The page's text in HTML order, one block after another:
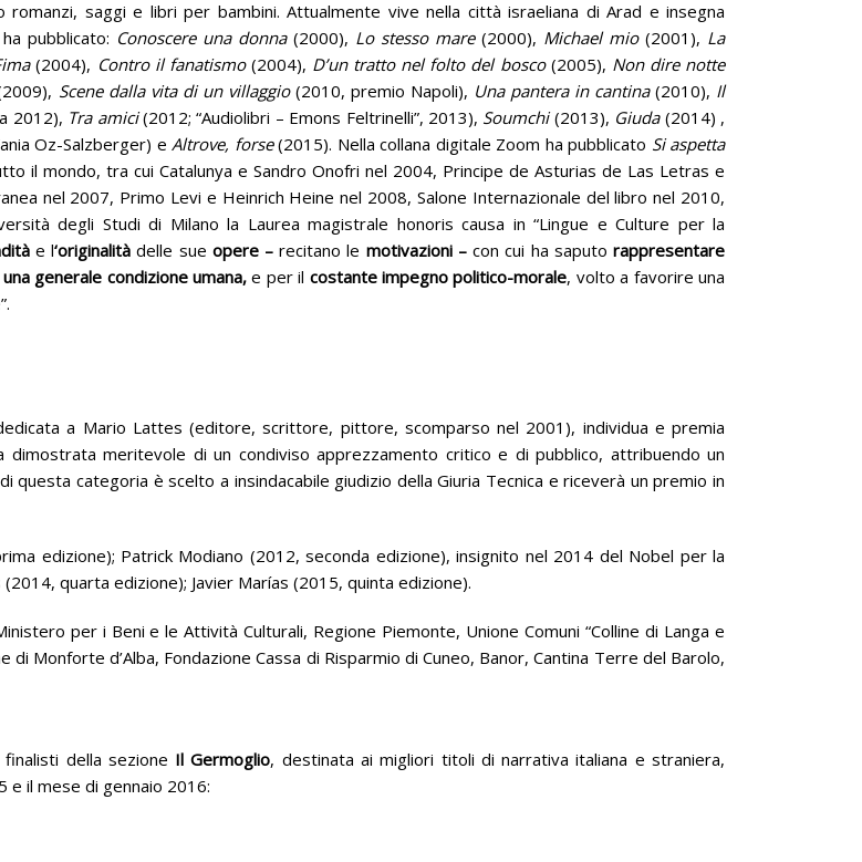
saggi e libri per bambini. Attualmente vive nella città israeliana di Arad e insegna
pubblicato: Conoscere una donna(2000), Lo stesso mare(2000), Michael mio(2001), La
(2004), Contro il fanatismo(2004), D’un tratto nel folto del bosco(2005), Non dire notte
Scene dalla vita di un villaggio(2010, premio Napoli), Una pantera in cantina(2010), Il
2012), Tra amici(2012; “Audiolibri – Emons Feltrinelli”, 2013), Soumchi(2013), Giuda (2014) ,
Oz-Salzberger) e Altrove, forse(2015). Nella collana digitale Zoom ha pubblicato Si aspetta
il mondo, tra cui Catalunya e Sandro Onofri nel 2004, Principe de Asturias de Las Letras e
nel 2007, Primo Levi e Heinrich Heine nel 2008, Salone Internazionale del libro nel 2010,
degli Studi di Milano la Laurea magistrale honoris causa in “Lingue e Culture per la
e l‘originalitàdelle sue opere–recitano le motivazioni–con cui ha saputorappresentare
una generale condizione umana,e per il costante impegno politico-morale, volto a favorire una
a Mario Lattes (editore, scrittore, pittore, scomparso nel 2001), individua e premia
meritevole di un condiviso apprezzamento critico e di pubblico, attribuendo un
categoria è scelto a insindacabile giudizio della Giuria Tecnica e riceverà un premio in
edizione); Patrick Modiano (2012, seconda edizione), insignito nel 2014 del Nobel per la
quarta edizione); Javier Marías (2015, quinta edizione).
per i Beni e le Attività Culturali, Regione Piemonte, Unione Comuni “Colline di Langa e
di Monforte d’Alba, Fondazione Cassa di Risparmio di Cuneo, Banor, Cantina Terre del Barolo,
della sezione Il Germoglio, destinata ai migliori titoli di narrativa italiana e straniera,
e il mese di gennaio 2016: